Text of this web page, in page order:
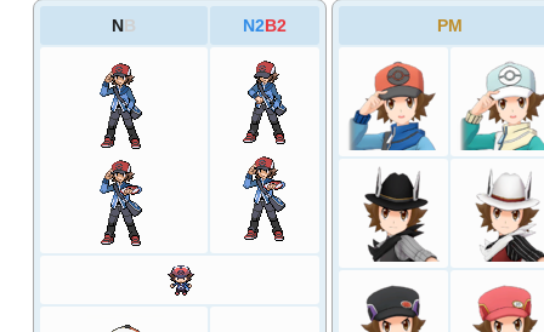
NB N2B2 PM